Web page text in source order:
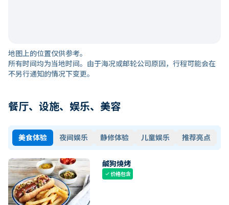
地图上的位置仅供参考。
所有时间均为当地时间。由于海况或邮轮公司原因，行程可能会在
不另行通知的情况下变更。
餐厅、设施、娱乐、美容
美食体验 夜间娱乐 静修体验 儿童娱乐 推荐亮点
鹹狗燒烤
check价格包含